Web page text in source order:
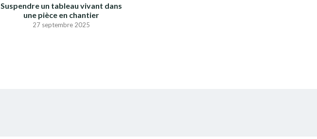
Suspendre un tableau vivant dans
une pièce en chantier
27 septembre 2025